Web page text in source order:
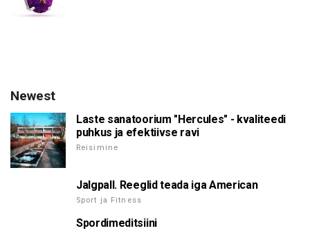
Newest
Laste sanatoorium "Hercules" - kvaliteedi
puhkus ja efektiivse ravi
Reisimine
Jalgpall. Reeglid teada iga American
Sport ja Fitness
Spordimeditsiini